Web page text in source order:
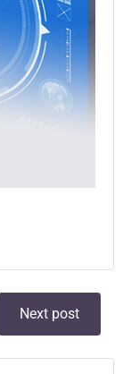
Next post